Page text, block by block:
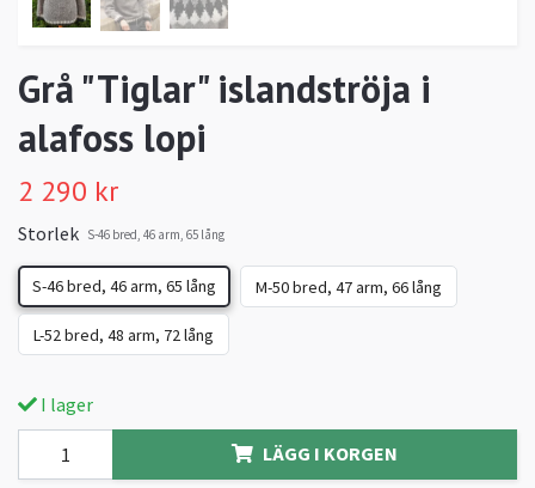
Grå "Tiglar" islandströja i
alafoss lopi
2 290 kr
Storlek S-46 bred, 46 arm, 65 lång
S-46 bred, 46 arm, 65 lång M-50 bred, 47 arm, 66 lång
L-52 bred, 48 arm, 72 lång
I lager
LÄGG I KORGEN